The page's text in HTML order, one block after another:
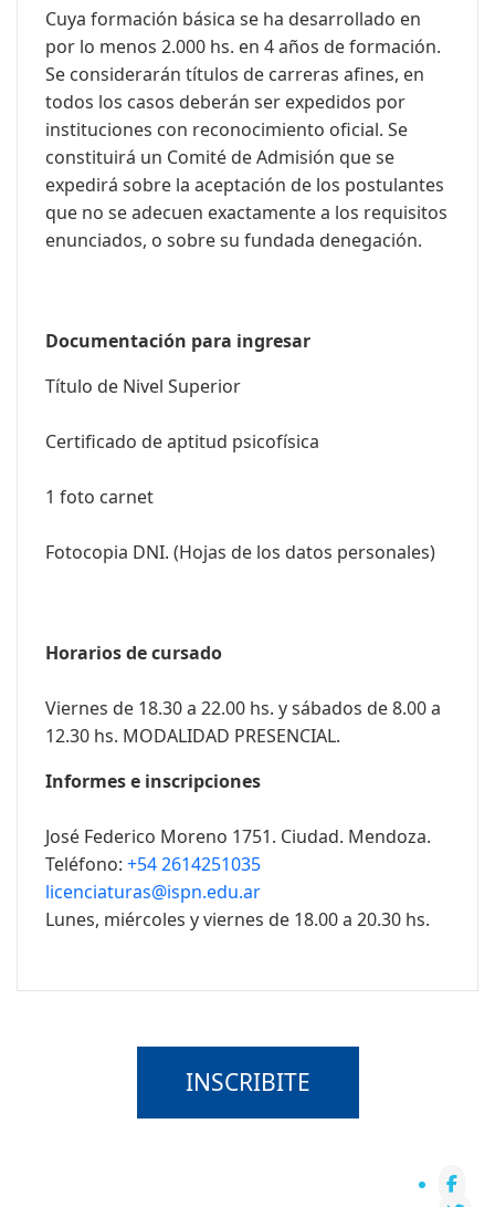
Cuya formación básica se ha desarrollado en
por lo menos 2.000 hs. en 4 años de formación.
Se considerarán títulos de carreras afines, en
todos los casos deberán ser expedidos por
instituciones con reconocimiento oficial. Se
constituirá un Comité de Admisión que se
expedirá sobre la aceptación de los postulantes
que no se adecuen exactamente a los requisitos
enunciados, o sobre su fundada denegación.
Documentación para ingresar
Título de Nivel Superior
Certificado de aptitud psicofísica
1 foto carnet
Fotocopia DNI. (Hojas de los datos personales)
Horarios de cursado
Viernes de 18.30 a 22.00 hs. y sábados de 8.00 a
12.30 hs. MODALIDAD PRESENCIAL.
Informes e inscripciones
José Federico Moreno 1751. Ciudad. Mendoza.
Teléfono: +54 2614251035
licenciaturas@ispn.edu.ar
Lunes, miércoles y viernes de 18.00 a 20.30 hs.
INSCRIBITE